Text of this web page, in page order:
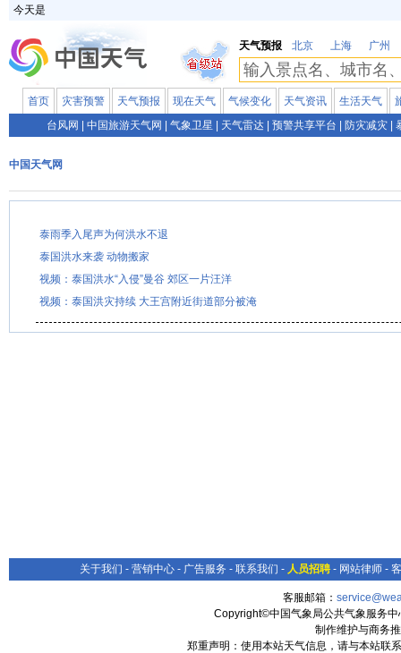
今天是
天气预报 北京 上海 广州
首页 灾害预警 天气预报 现在天气 气候变化 天气资讯 生活天气
台风网
中国旅游天气网 气象卫星 天气雷达 预警共享平台 防灾减灾
中国天气网
泰雨季入尾声为何洪水不退
泰国洪水来袭 动物搬家
视频：泰国洪水“入侵”曼谷 郊区一片汪洋
视频：泰国洪灾持续 大王宫附近街道部分被淹
关于我们 - 营销中心 - 广告服务 - 联系我们 - 人员招聘 - 网站律师 -
客服邮箱：
Copyright©中国气象局公共气象服务
制作维护与商务
郑重声明：使用本站天气信息，请与本站联